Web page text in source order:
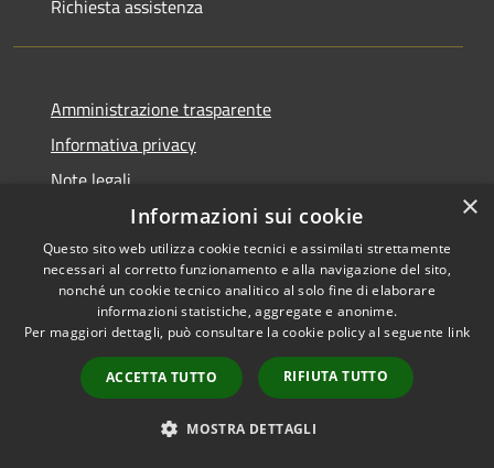
Richiesta assistenza
Amministrazione trasparente
Informativa privacy
Note legali
Dichiarazione di accessibilità
RSS
Accessibilità
Copyright © 2026 • Comune di
Olbia • Powered by
Municipium•
Accesso
redazione
×
Informazioni sui cookie
Questo sito web utilizza cookie tecnici e assimilati strettamente
necessari al corretto funzionamento e alla navigazione del sito,
nonché un cookie tecnico analitico al solo fine di elaborare
informazioni statistiche, aggregate e anonime.
Per maggiori dettagli, può consultare la cookie policy al seguente link
ACCETTA TUTTO RIFIUTA TUTTO
MOSTRA DETTAGLI